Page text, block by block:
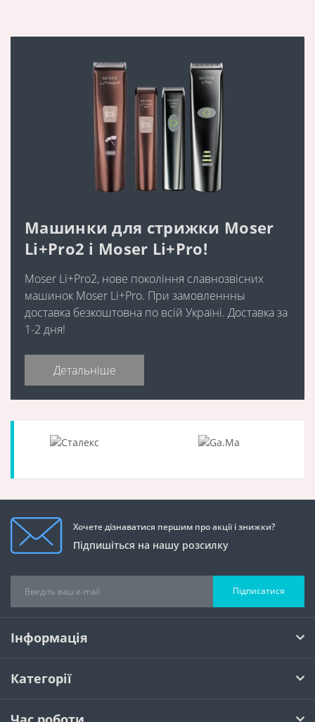
Машинки для стрижки Moser
Li+Pro2 і Moser Li+Pro!
Moser Li+Pro2, нове покоління славнозвісних
машинок Moser Li+Pro. При замовленнны
доставка безкоштовна по всій Україні. Доставка за
1-2 дня!
Детальніше
Хочете дізнаватися першим про акції і знижки?
Підпишіться на нашу розсилку
Підписатися
Інформація
Категорії